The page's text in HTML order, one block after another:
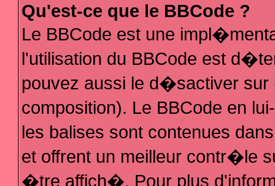
Qu'est-ce que le BBCode ?
Le BBCode est une
l'utilisation du BBCode est
pouvez aussi le d�sactiver sur
composition). Le BBCode en
les balises sont contenues
et offrent un meilleur contr�le
�tre affich�. Pour plus